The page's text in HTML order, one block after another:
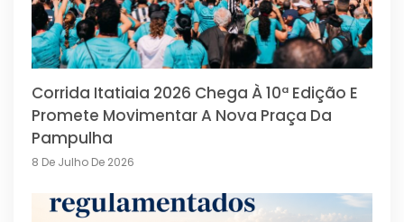
Corrida Itatiaia 2026 Chega À 10ª Edição E
Promete Movimentar A Nova Praça Da
Pampulha
8 De Julho De 2026